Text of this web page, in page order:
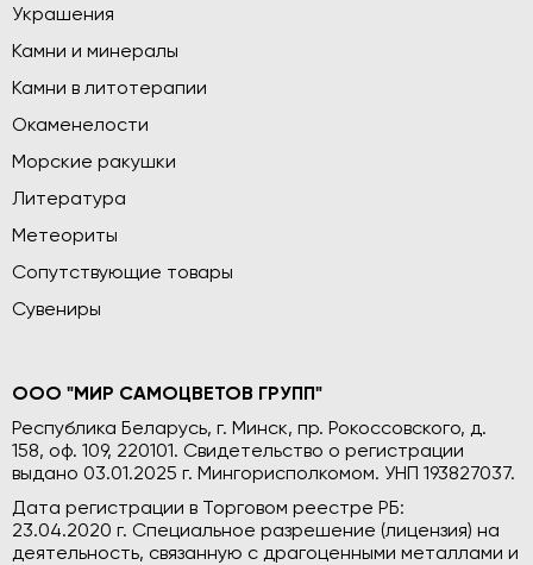
Украшения
Камни и минералы
Камни в литотерапии
Окаменелости
Морские ракушки
Литература
Метеориты
Сопутствующие товары
Сувениры
ООО "МИР САМОЦВЕТОВ ГРУПП"
Республика Беларусь, г. Минск, пр. Рокоссовского, д.
158, оф. 109, 220101. Свидетельство о регистрации
выдано 03.01.2025 г. Мингорисполкомом. УНП 193827037.
Дата регистрации в Торговом реестре РБ:
23.04.2020 г. Специальное разрешение (лицензия) на
деятельность, связанную с драгоценными металлами и